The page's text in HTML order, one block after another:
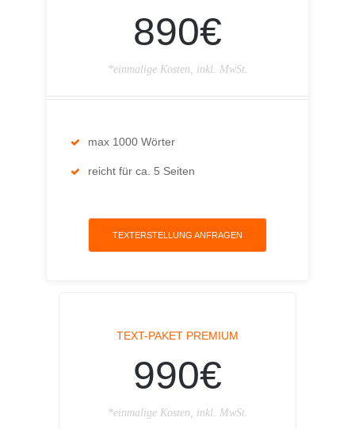
890€
*einmalige Kosten, inkl. MwSt.
max 1000 Wörter
reicht für ca. 5 Seiten
TEXTERSTELLUNG ANFRAGEN
TEXT-PAKET PREMIUM
990€
*einmalige Kosten, inkl. MwSt.